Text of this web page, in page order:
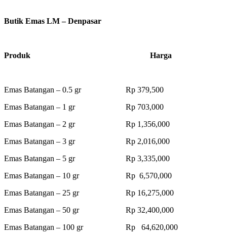
Butik Emas LM – Denpasar
Produk Harga
Emas Batangan – 0.5 gr Rp 379,500
Emas Batangan – 1 gr Rp 703,000
Emas Batangan – 2 gr Rp 1,356,000
Emas Batangan – 3 gr Rp 2,016,000
Emas Batangan – 5 gr Rp 3,335,000
Emas Batangan – 10 gr Rp 6,570,000
Emas Batangan – 25 gr Rp 16,275,000
Emas Batangan – 50 gr Rp 32,400,000
Emas Batangan – 100 gr Rp 64,620,000